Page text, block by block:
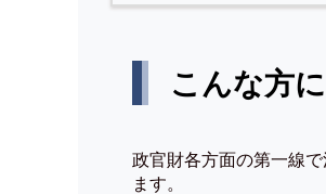
こんな方
政官財各方面の第一線
ます。